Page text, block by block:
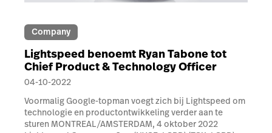
Company
Lightspeed benoemt Ryan Tabone tot
Chief Product & Technology Officer
04-10-2022
Voormalig Google-topman voegt zich bij Lightspeed om
technologie en productontwikkeling verder aan te
sturen MONTREAL/AMSTERDAM, 4 oktober 2022